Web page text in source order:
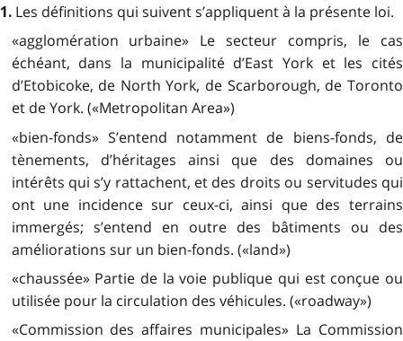
1. Les définitions qui suivent s’appliquent à la présente loi.
«agglomération urbaine» Le secteur compris, le cas
échéant, dans la municipalité d’East York et les cités
d’Etobicoke, de North York, de Scarborough, de Toronto
et de York. («Metropolitan Area»)
«bien-fonds» S’entend notamment de biens-fonds, de
tènements, d’héritages ainsi que des domaines ou
intérêts qui s’y rattachent, et des droits ou servitudes qui
ont une incidence sur ceux-ci, ainsi que des terrains
immergés; s’entend en outre des bâtiments ou des
améliorations sur un bien-fonds. («land»)
«chaussée» Partie de la voie publique qui est conçue ou
utilisée pour la circulation des véhicules. («roadway»)
«Commission des affaires municipales» La Commission